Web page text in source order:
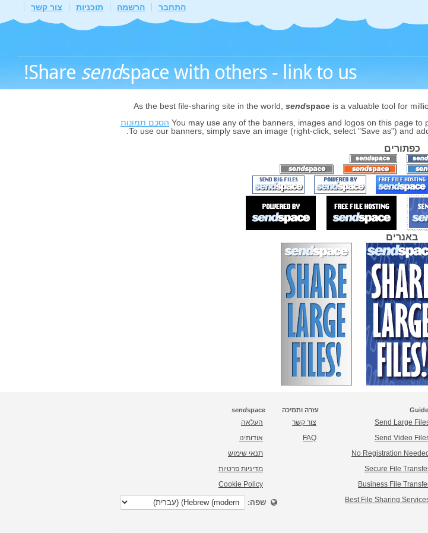
התחבר הרשמה תוכניות צור קשר
Share sendspace with others - link to us!
As the best file-sharing site in the world, sendspace is a valuable tool for
You may use any of the banners, images and logos on this page to הסכם תמונות
כפתורים
באנרים
sendspace
העלאה
אודותינו
תנאי שימוש
מדיניות פרטיות
Cookie Policy
שפה:
עזרה ותמיכה
צור קשר
FAQ
Send Large
Send Video
No Registration Needed
Secure File
Business File
Best File Sharing